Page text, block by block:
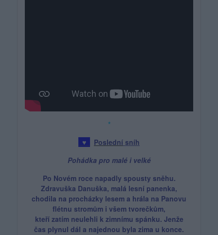
*
♥
Poslední sníh
Pohádka pro malé i velké
Po Novém roce napadly spousty sněhu.
Zdravuška Danuška, malá lesní panenka,
chodila na procházky lesem a hrála na Panovu
flétnu stromům i všem tvorečkům,
kteří zatím neulehli k zimnímu spánku. Jenže
čas plynul dál a najednou byla zima u konce.